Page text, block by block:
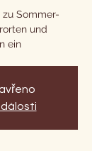
Sommer-
und
ein